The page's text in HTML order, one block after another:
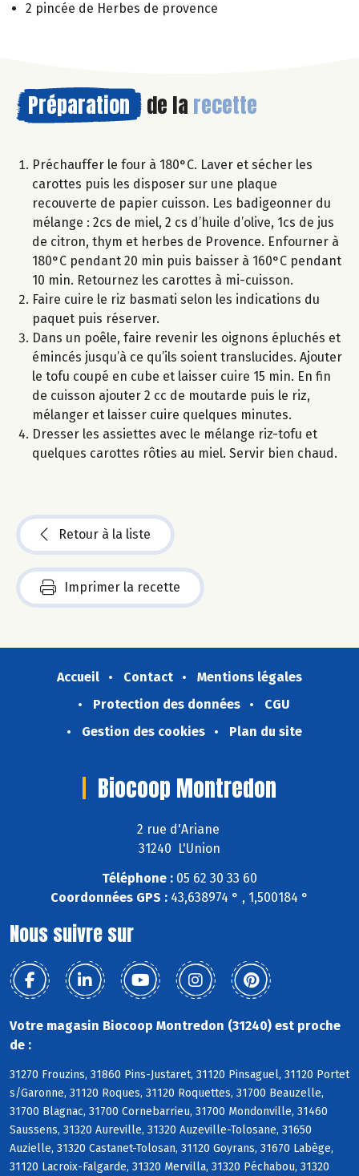
2 pincée de Herbes de provence
Préparation de la recette
Préchauffer le four à 180°C. Laver et sécher les
carottes puis les disposer sur une plaque
recouverte de papier cuisson. Les badigeonner du
mélange : 2cs de miel, 2 cs d’huile d’olive, 1cs de jus
de citron, thym et herbes de Provence. Enfourner à
180°C pendant 20 min puis baisser à 160°C pendant
10 min. Retournez les carottes à mi-cuisson.
Faire cuire le riz basmati selon les indications du
paquet puis réserver.
Dans un poêle, faire revenir les oignons épluchés et
émincés jusqu’à ce qu’ils soient translucides. Ajouter
le tofu coupé en cube et laisser cuire 15 min. En fin
de cuisson ajouter 2 cc de moutarde puis le riz,
mélanger et laisser cuire quelques minutes.
Dresser les assiettes avec le mélange riz-tofu et
quelques carottes rôties au miel. Servir bien chaud.
Retour à la liste
Imprimer la recette
Accueil Contact
Mentions légales
Protection des données
CGU
Gestion des cookies
Plan du site
Biocoop Montredon
2 rue d'Ariane
31240 L'Union
Téléphone : 05 62 30 33 60
Coordonnées GPS : 43,638974 ° , 1,500184 °
Nous suivre sur
Votre magasin Biocoop Montredon (31240) est proche
de :
31270 Frouzins, 31860 Pins-Justaret, 31120 Pinsaguel, 31120 Portet
s/Garonne, 31120 Roques, 31120 Roquettes, 31700 Beauzelle,
31700 Blagnac, 31700 Cornebarrieu, 31700 Mondonville, 31460
Saussens, 31320 Aureville, 31320 Auzeville-Tolosane, 31650
Auzielle, 31320 Castanet-Tolosan, 31120 Goyrans, 31670 Labège,
31120 Lacroix-Falgarde, 31320 Mervilla, 31320 Péchabou, 31320